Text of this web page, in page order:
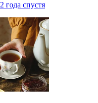
2 года спустя